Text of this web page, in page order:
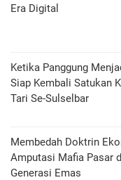
Era Digital
Ketika Panggung
Siap Kembali Satukan
Tari Se-Sulselbar
Membedah Doktrin
Amputasi Mafia Pasar
Generasi Emas